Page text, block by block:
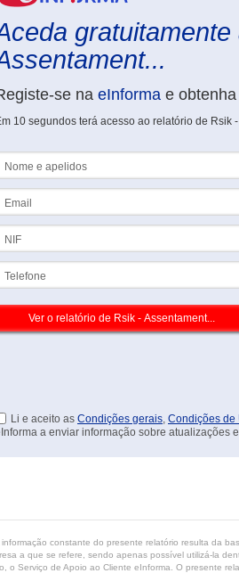
se na eInforma e obtenha
10 segundos terá acesso ao relatório de
Li e aceito as Condições gerais, Condições de
a enviar informação sobre atualizações
informação constante do presente relatório resulta da
a que se refere, sendo apenas possível utilizá-la
o Serviço de Apoio ao Cliente eInforma. O presente